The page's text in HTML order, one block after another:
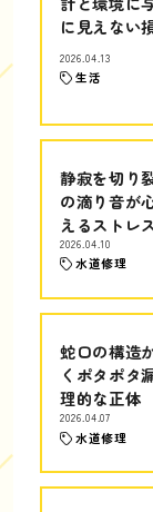
に見えない
2026.04.13
生活
静寂を切り
の滴り音が
えるストレ
2026.04.10
水道修理
蛇口の構造
くポタポタ
理的な正体
2026.04.07
水道修理